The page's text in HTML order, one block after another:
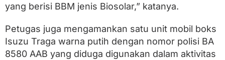
yang berisi BBM jenis Biosolar,” katanya.
Petugas juga mengamankan satu unit mobil boks
Isuzu Traga warna putih dengan nomor polisi BA
8580 AAB yang diduga digunakan dalam aktivitas